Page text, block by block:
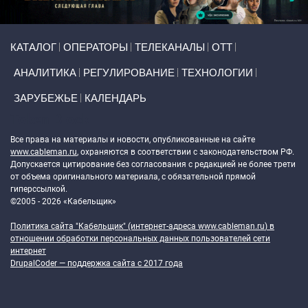
КАТАЛОГ ОПЕРАТОРЫ ТЕЛЕКАНАЛЫ ОТТ
АНАЛИТИКА РЕГУЛИРОВАНИЕ ТЕХНОЛОГИИ
ЗАРУБЕЖЬЕ КАЛЕНДАРЬ
Все права на материалы и новости, опубликованные на сайте
www.cableman.ru, охраняются в соответствии с законодательством РФ.
Допускается цитирование без согласования с редакцией не более трети
от объема оригинального материала, с обязательной прямой
гиперссылкой.
©2005 - 2026 «Кабельщик»
Политика сайта "Кабельщик" (интернет-адреса www.cableman.ru) в
отношении обработки персональных данных пользователей сети
интернет
DrupalCoder — поддержка сайта c 2017 года